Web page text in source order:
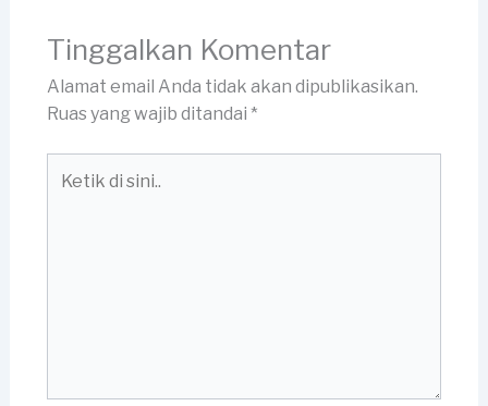
Tinggalkan Komentar
Alamat email Anda tidak akan dipublikasikan.
Ruas yang wajib ditandai *